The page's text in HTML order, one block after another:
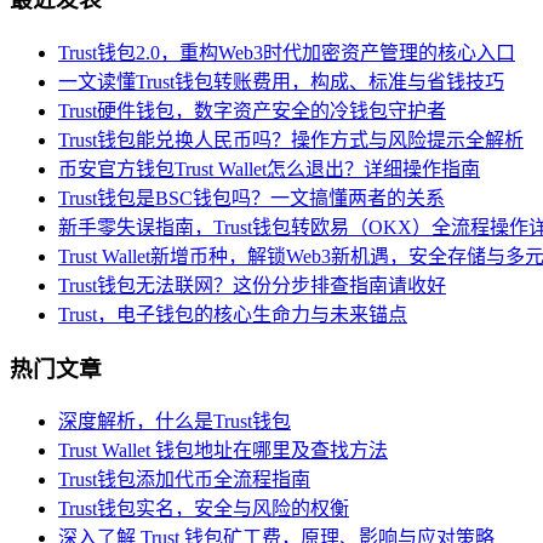
Trust钱包2.0，重构Web3时代加密资产管理的核心入口
一文读懂Trust钱包转账费用，构成、标准与省钱技巧
Trust硬件钱包，数字资产安全的冷钱包守护者
Trust钱包能兑换人民币吗？操作方式与风险提示全解析
币安官方钱包Trust Wallet怎么退出？详细操作指南
Trust钱包是BSC钱包吗？一文搞懂两者的关系
新手零失误指南，Trust钱包转欧易（OKX）全流程操作
Trust Wallet新增币种，解锁Web3新机遇，安全存储与多
Trust钱包无法联网？这份分步排查指南请收好
Trust，电子钱包的核心生命力与未来锚点
热门文章
深度解析，什么是Trust钱包
Trust Wallet 钱包地址在哪里及查找方法
Trust钱包添加代币全流程指南
Trust钱包实名，安全与风险的权衡
深入了解 Trust 钱包矿工费，原理、影响与应对策略